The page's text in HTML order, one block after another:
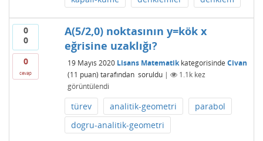
0
0
0
cevap
A(5/2,0) noktasının y=kök x
eğrisine uzaklığı?
19 Mayıs 2020 Lisans Matematikkategorisinde Civan
(11 puan) tarafından soruldu | 1.1kkez
görüntülendi
türev analitik-geometri
parabol
dogru-analitik-geometri